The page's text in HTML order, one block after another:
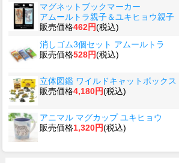
マグネットブックマーカー
アムールトラ親子＆ユキヒョウ親子
販売価格462円(税込)
消しゴム3個セット アムールトラ
販売価格528円(税込)
立体図鑑 ワイルドキャットボックス
販売価格4,180円(税込)
アニマル マグカップ ユキヒョウ
販売価格1,320円(税込)